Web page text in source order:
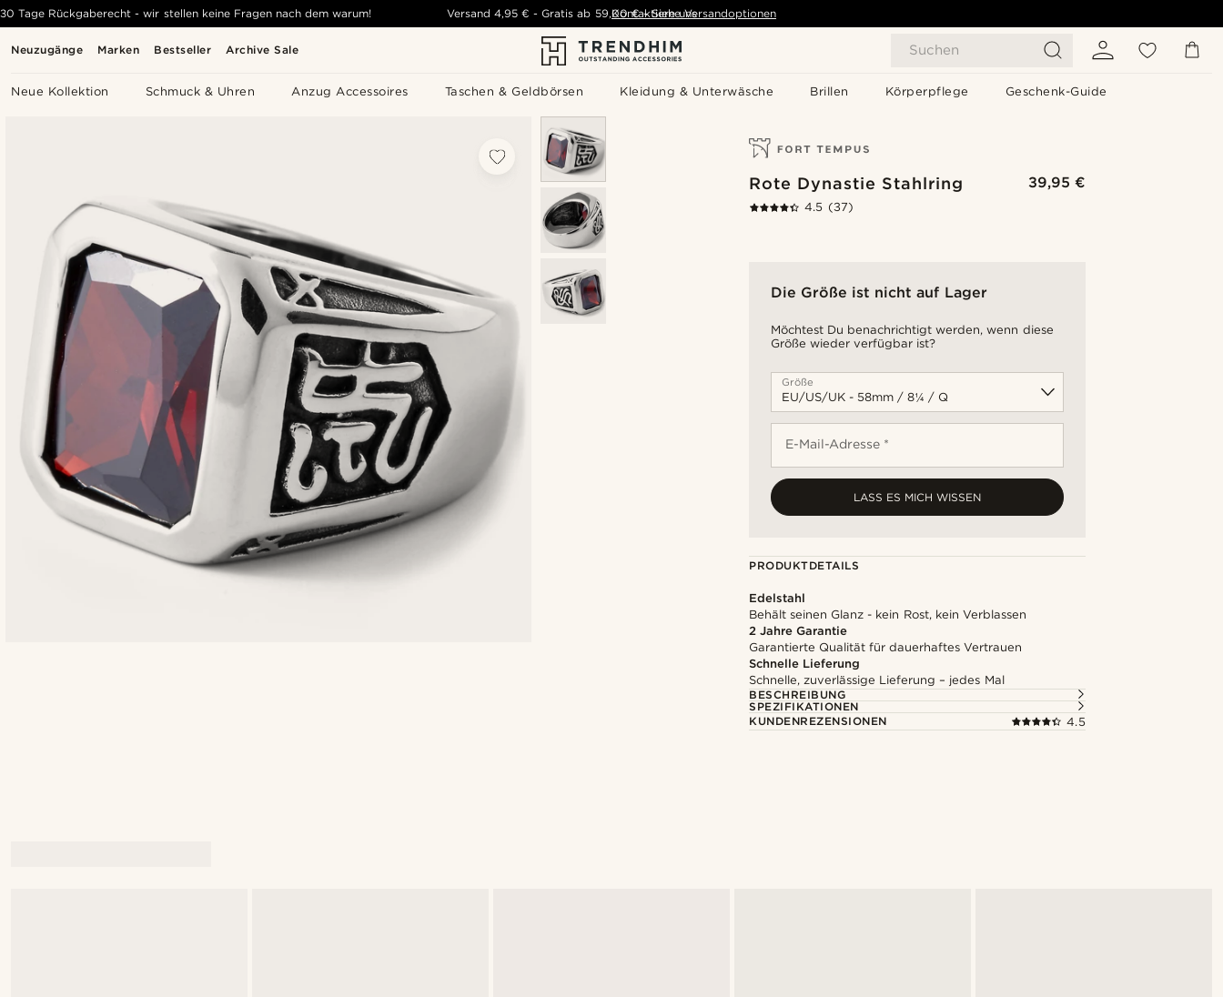
Neuzugänge Marken Bestseller Archive Sale Suchen
Neue Kollektion Schmuck & Uhren Anzug Accessoires Taschen & Geldbörsen Kleidung & Unterwäsche Brillen Körperpflege Geschenk-Guide
30 Tage Rückgaberecht - wir stellen keine Fragen nach dem warum! Versand 4,95 € -Gratis ab 59,00 € - Siehe Versandoptionen
Kontaktiere uns
Rote Dynastie Stahlring 39,95 €
4.5 (37)
Die Größe ist nicht auf Lager
Möchtest Du benachrichtigt werden, wenn diese
Größe wieder verfügbar ist?
Größe
E-Mail-Adresse *
LASS ES MICH WISSEN
PRODUKTDETAILS
Edelstahl
Behält seinen Glanz - kein Rost, kein Verblassen
2 Jahre Garantie
Garantierte Qualität für dauerhaftes Vertrauen
Schnelle Lieferung
Schnelle, zuverlässige Lieferung – jedes Mal
BESCHREIBUNG
SPEZIFIKATIONEN
KUNDENREZENSIONEN
4.5